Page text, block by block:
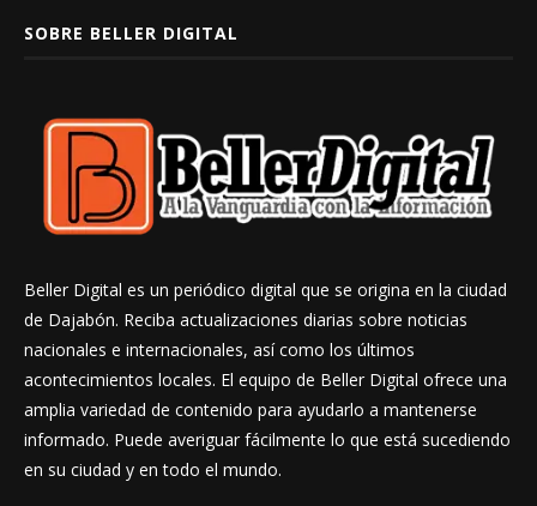
SOBRE BELLER DIGITAL
Beller Digital es un periódico digital que se origina en la ciudad
de Dajabón. Reciba actualizaciones diarias sobre noticias
nacionales e internacionales, así como los últimos
acontecimientos locales. El equipo de Beller Digital ofrece una
amplia variedad de contenido para ayudarlo a mantenerse
informado. Puede averiguar fácilmente lo que está sucediendo
en su ciudad y en todo el mundo.